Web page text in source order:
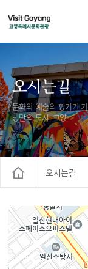
오시는길
문화와 예술의 향기가
낭만의 도시, 고양
오시는길